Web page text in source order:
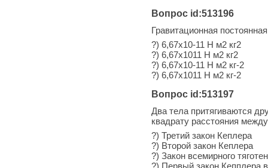
Вопрос id:513196
Гравитационная
?) 6,67х10-11 Н м2 кг2
?) 6,67х1011 Н м2 кг2
?) 6,67х10-11 Н м2 кг-2
?) 6,67х1011 Н м2 кг-2
Вопрос id:513197
Два тела притягиваются
квадрату расстояния
?) Третий закон Кеплера
?) Второй закон Кеплера
?) Закон всемирного
?) Первый закон Кепплера